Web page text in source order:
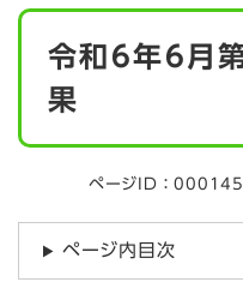
本
令和6年6月
果
ページID：
ページ内目次